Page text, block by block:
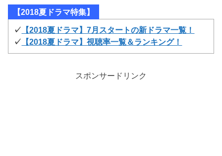
【2018夏ドラマ特集】
✓ 【2018夏ドラマ】7月スタートの新ドラマ一覧！
✓ 【2018夏ドラマ】視聴率一覧＆ランキング！
スポンサードリンク